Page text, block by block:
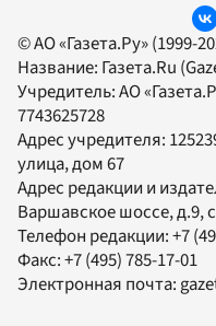
© АО «Газета.Ру» (1999-
Название: Газета.Ru
Учредитель:АО
7743625728
Адрес учредителя:
улица, дом 67
Адрес редакции и
Варшавское шоссе, д.9,
Телефон редакции:+7
Факс:+7 (495) 785-17-01
Электронная почта: